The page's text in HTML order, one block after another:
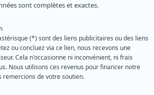
sont complètes et exactes.
(*) sont des liens publicitaires ou des liens
ou concluez via ce lien, nous recevons une
Cela n'occasionne ni inconvénient, ni frais
Nous utilisons ces revenus pour financer notre
remercions de votre soutien.